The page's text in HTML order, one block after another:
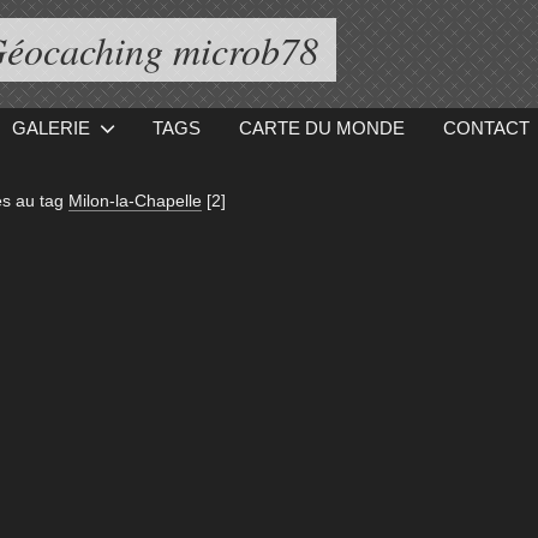
microb78
GALERIE TAGS CARTE DU MONDE CONTACT
au tag Milon-la-Chapelle[2]